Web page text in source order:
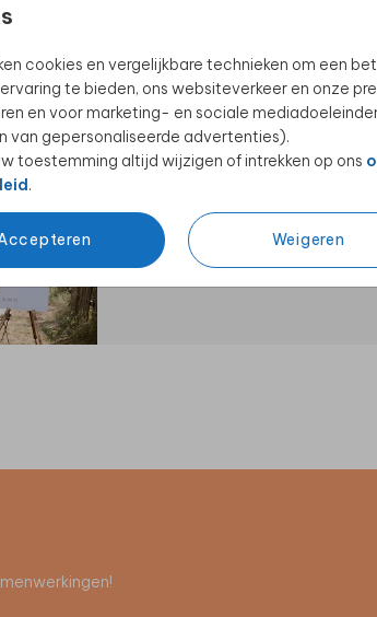
cookies en vergelijkbare technieken om een
te bieden, ons websiteverkeer en onze
en voor marketing- en sociale
van gepersonaliseerde advertenties).
toestemming altijd wijzigen of intrekken op ons
.
Weigeren